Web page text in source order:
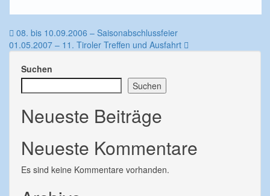
Beitragsnavigation
08. bis 10.09.2006 – Saisonabschlussfeier
01.05.2007 – 11. Tiroler Treffen und Ausfahrt
Suchen
Suchen
Neueste Beiträge
Neueste Kommentare
Es sind keine Kommentare vorhanden.